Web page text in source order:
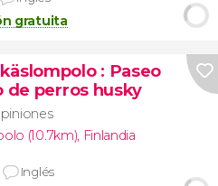
gratuita
: Paseo
de perros husky
(10.7km), Finlandia
Inglés